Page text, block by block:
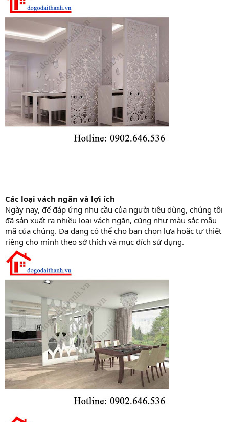
Các loại vách ngăn và lợi ích
Ngày nay, để đáp ứng nhu cầu của người tiêu dùng, chúng tôi
đã sản xuất ra nhiều loại vách ngăn, cũng như màu sắc mẫu
mã của chúng. Đa dạng có thể cho bạn chọn lựa hoặc tự thiết
riêng cho mình theo sở thích và mục đích sử dụng.